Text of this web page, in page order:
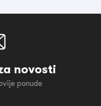
novosti
ponude